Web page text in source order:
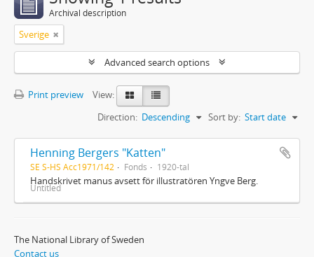
Archival description
Sverige
Advanced search options
Print preview
View:
Sort by: Start date
Direction: Descending
Henning Bergers "Katten"
SE S-HS Acc1971/142 Fonds 1920-tal
Handskrivet manus avsett för illustratören Yngve Berg.
Untitled
The National Library of Sweden
Contact us